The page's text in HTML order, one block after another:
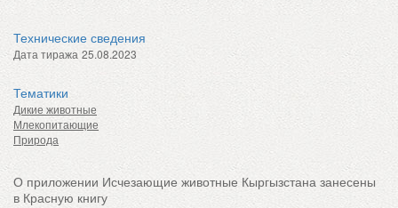
Технические сведения
Дата тиража 25.08.2023
Тематики
Дикие животные
Млекопитающие
Природа
О приложении Исчезающие животные Кыргызстана занесены
в Красную книгу